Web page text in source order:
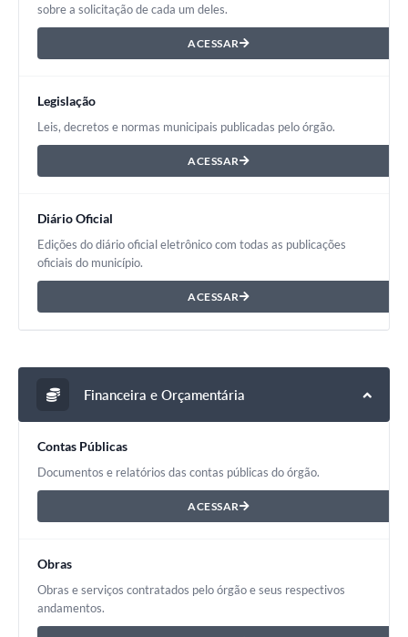
sobre a solicitação de cada um deles.
ACESSAR
Legislação
Leis, decretos e normas municipais publicadas pelo órgão.
ACESSAR
Diário Oficial
Edições do diário oficial eletrônico com todas as publicações
oficiais do município.
ACESSAR
Financeira e Orçamentária
Contas Públicas
Documentos e relatórios das contas públicas do órgão.
ACESSAR
Obras
Obras e serviços contratados pelo órgão e seus respectivos
andamentos.